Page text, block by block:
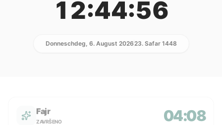
12:44:56
Donneschdeg, 6. August 202623. Safar 1448
Fajr
ZAVRŠENO 04:08